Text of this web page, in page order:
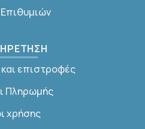
επιστροφές
Πληρωμής
χρήσης